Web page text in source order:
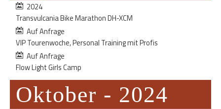
2024
Transvulcania Bike Marathon DH-XCM
Auf Anfrage
VIP Tourenwoche, Personal Training mit Profis
Auf Anfrage
Flow Light Girls Camp
Oktober - 2024